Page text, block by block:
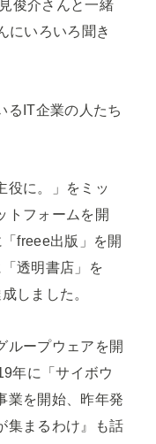
俊介さんと一緒
にいろいろ聞き
るIT企業の人たち
役に。」をミッ
トフォームを開
freee出版」を開
透明書店」を
しました。
ループウェアを開
年に「サイボウ
業を開始、昨年発
集まるわけ』も話